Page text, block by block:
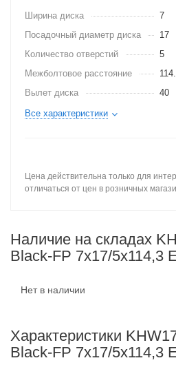
Ширина диска
7
Посадочный диаметр диска
17
Количество отверстий
5
Межболтовое расстояние
Вылет диска
40
Все характеристики
Цена действительна только для
отличаться от цен в розничных
Наличие на складах
Black-FP 7x17/5x114,3
Нет в наличии
Характеристики
Black-FP 7x17/5x114,3